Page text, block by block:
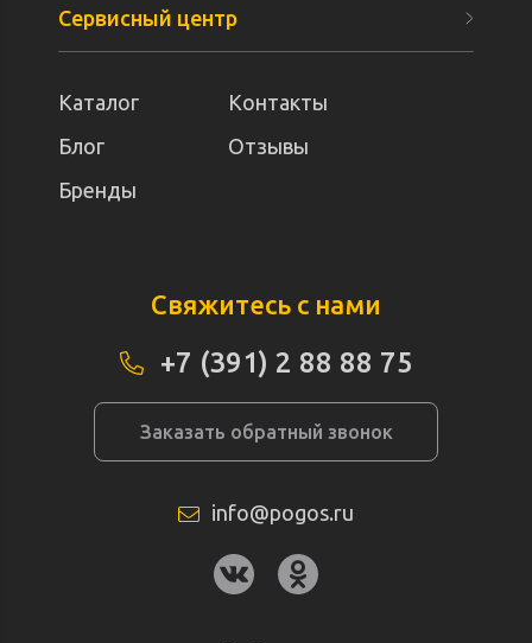
Сервисный центр
Каталог
Контакты
Блог
Отзывы
Бренды
Свяжитесь с нами
+7 (391) 2 88 88 75
Заказать обратный звонок
info@pogos.ru